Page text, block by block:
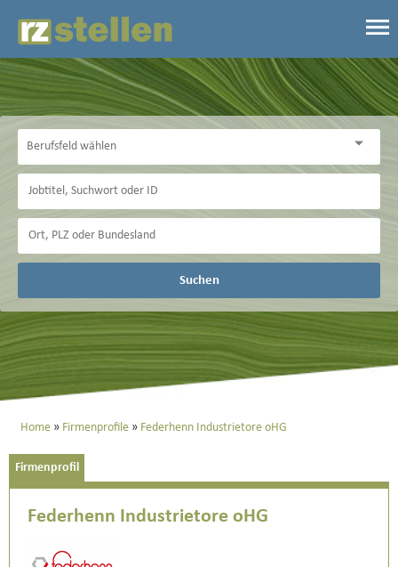
Suchen
Home Firmenprofile Federhenn Industrietore oHG
Firmenprofil
Federhenn Industrietore oHG